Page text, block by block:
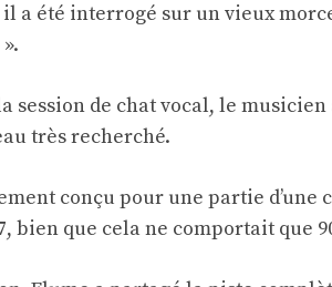
il a été interrogé sur un vieux
session de chat vocal, le
très recherché.
conçu pour une partie d’une
bien que cela ne comportait que